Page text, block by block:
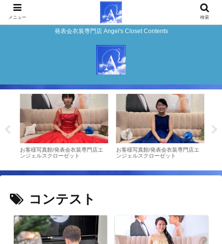
発表会衣装専門店 Angel's Closet Contents
お客様写真館/発表会衣装専門店エ
ンジェルスクローゼット
お客様写真館/発表会衣装専門店エ
ンジェルスクローゼット
コンテスト
メニュー 検索